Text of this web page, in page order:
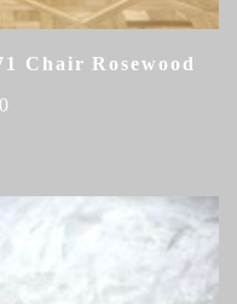
Chair Rosewood